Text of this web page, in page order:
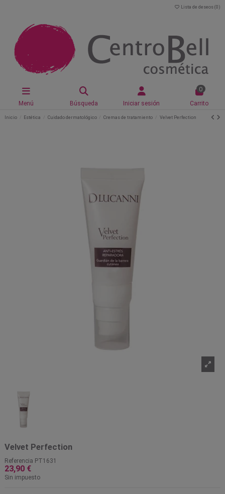
Lista de deseos (0 )
Menú Búsqueda Iniciar sesión
0
Carrito
Inicio Estética Cuidado dermatológico Cremas de tratamiento Velvet Perfection
Velvet Perfection
Referencia PT1631
23,90 €
Sin impuesto